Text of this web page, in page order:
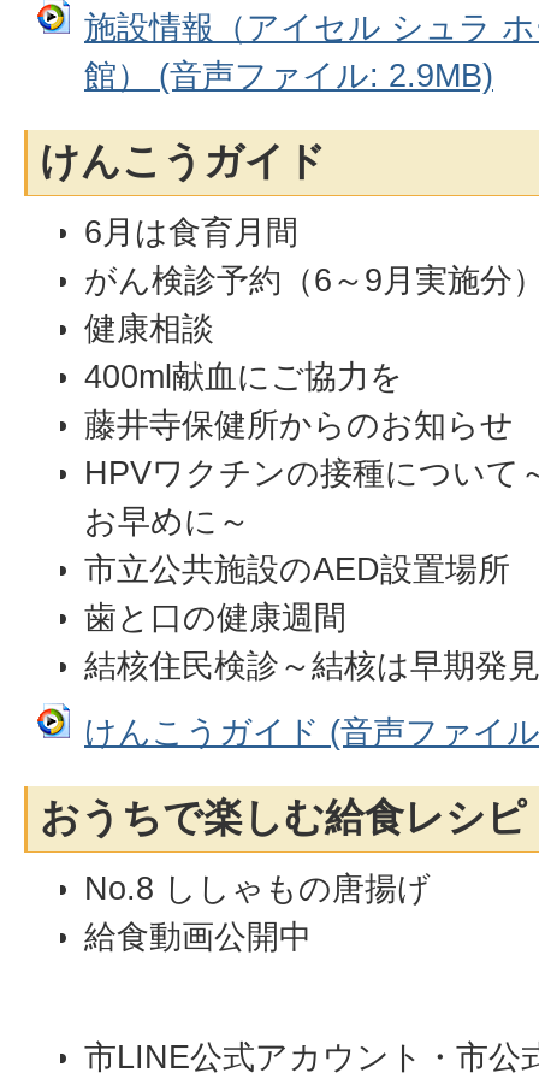
施設情報（アイセル シュラ
館） (音声ファイル: 2.9MB)
けんこうガイド
6月は食育月間
がん検診予約（6～9月実施分
健康相談
400ml献血にご協力を
藤井寺保健所からのお知らせ
HPVワクチンの接種について
お早めに～
市立公共施設のAED設置場所
歯と口の健康週間
結核住民検診～結核は早期発
けんこうガイド (音声ファイ
おうちで楽しむ給食レシピ
No.8 ししゃもの唐揚げ
給食動画公開中
市LINE公式アカウント・市公